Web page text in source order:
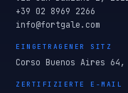
+39 02 8969 2266
info@fortgale.com
EINGETRAGENER SITZ
Corso Buenos Aires
ZERTIFIZIERTE E-MAIL